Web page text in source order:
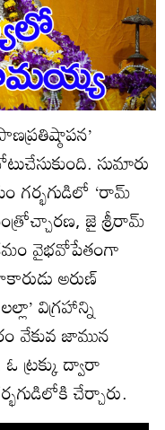
సుమారు
గర్భగుడిలో ‘రామ్
జై శ్రీరామ్
వైభవోపేతంగా
అరుణ్
విగ్రహాన్ని
వేకువ జామున
ట్రక్కు ద్వారా
చేర్చారు.